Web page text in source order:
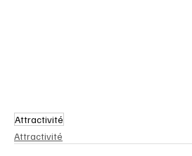
Attractivité
Attractivité